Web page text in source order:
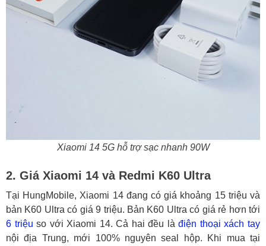
Xiaomi 14 5G hỗ trợ sạc nhanh 90W
2. Giá Xiaomi 14 và Redmi K60 Ultra
Tại HungMobile, Xiaomi 14 đang có giá khoảng 15 triệu và
bản K60 Ultra có giá 9 triệu. Bản K60 Ultra có giá rẻ hơn tới
6 triệu so với Xiaomi 14. Cả hai đều làđiện thoại xách tay
nội địa Trung, mới 100% nguyên seal hộp. Khi mua tại